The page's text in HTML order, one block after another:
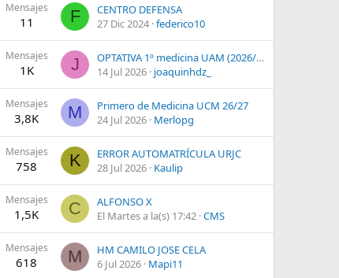
Mensajes
11 F
CENTRO DEFENSA
27 Dic 2024 federico10
Mensajes
1K J
OPTATIVA 1º medicina UAM (2026/2027)
14 Jul 2026 joaquinhdz_
Mensajes
3,8K M
Primero de Medicina UCM 26/27
24 Jul 2026 Merlopg
Mensajes
758 K
ERROR AUTOMATRÍCULA URJC
28 Jul 2026 Kaulip
Mensajes
1,5K C
ALFONSO X
El Martes a la(s) 17:42 CMS
Mensajes
618 M
HM CAMILO JOSE CELA
6 Jul 2026 Mapi11